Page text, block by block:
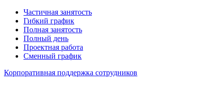
Частичная занятость
Гибкий график
Полная занятость
Полный день
Проектная работа
Сменный график
Корпоративная поддержка сотрудников